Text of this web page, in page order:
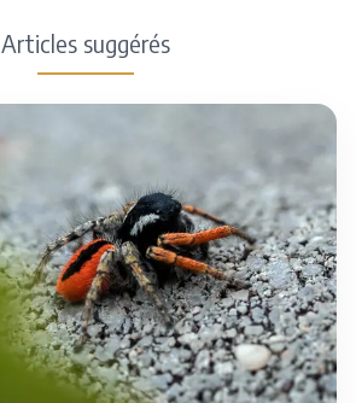
Articles suggérés